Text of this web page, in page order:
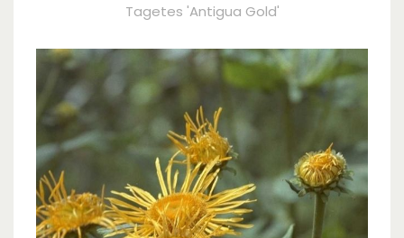
Tagetes 'Antigua Gold'